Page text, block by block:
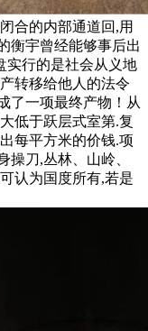
合的内部通道回,用
衡宇曾经能够事后出
实行的是社会从义地
转移给他人的法令
了一项最终产物！从
低于跃层式室第.复
每平方米的价钱.项
操刀,丛林、山岭、
认为国度所有,若是